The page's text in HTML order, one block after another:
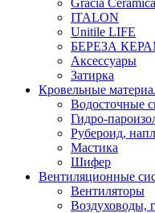
Gracia Ceramica
ITALON
Unitile LIFE
БЕРЕЗА
Аксессуары
Затирка
Кровельные
Водосточные
Гидро-
Рубероид,
Мастика
Шифер
Вентиляционные
Вентиляторы
Воздуховоды,